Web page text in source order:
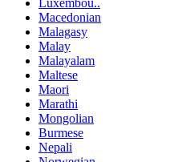
Luxembou..
Macedonian
Malagasy
Malay
Malayalam
Maltese
Maori
Marathi
Mongolian
Burmese
Nepali